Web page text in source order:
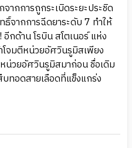
ากการถูกระเบิดระยะประชิด
ธิ์จากการฉีดยาระดับ 7 ทำให้
กด้าน โรบิน สโตเนอร์ แห่ง
โจมตีหน่วยอัศวินรูมิสเพียง
น่วยอัศวินรูมิสมาก่อน ชื่อเดิม
บทอดสายเลือดที่แข็งแกร่ง